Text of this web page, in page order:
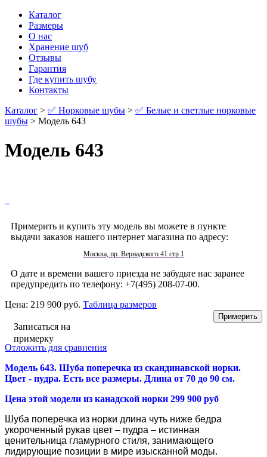
Каталог
Размеры
О нас
Хранение шуб
Отзывы
Гарантия
Где купить шубу
Контакты
Каталог > ✅ Норковые шубы > ✅ Белые и светлые норковые
шубы > Модель 643
Модель 643
Примерить и купить эту модель вы можете в пункте
выдачи заказов нашего интернет магазина по адресу:
Москва, пр. Вернадского 41 стр 1
О дате и времени вашего приезда не забудьте нас заранее
предупредить по телефону: +7(495) 208-07-00.
Цена: 219 900 руб. Таблица размеров
Записаться на
примерку
Отложить для сравнения
Модель 643. Шуба поперечка из скандинавской норки.
Цвет - пудра. Есть все размеры. Длина от 70 до 90 см.
Цена этой модели из канадской норки 299 900 руб
Шуба поперечка из норки длина чуть ниже бедра
укороченный рукав цвет – пудра – истинная
ценительница гламурного стиля, занимающего
лидирующие позиции в мире изысканной моды.